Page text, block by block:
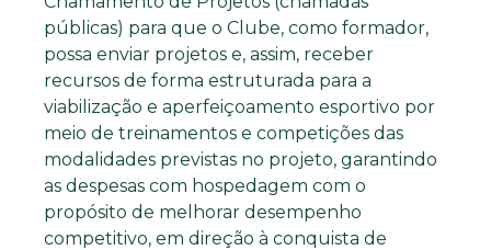
públicas) para que o Clube, como formador,
possa enviar projetos e, assim, receber
recursos de forma estruturada para a
viabilização e aperfeiçoamento esportivo por
meio de treinamentos e competições das
modalidades previstas no projeto, garantindo
as despesas com hospedagem com o
propósito de melhorar desempenho
competitivo, em direção à conquista de